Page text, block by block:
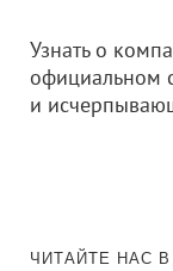
Узнать о
официальном
и
ЧИТАЙТЕ НАС